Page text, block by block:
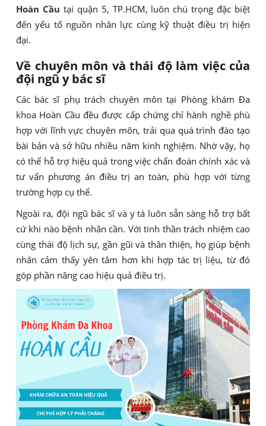
Hoàn Cầu tại quận 5, TP.HCM, luôn chú trọng đặc biệt
đến yếu tố nguồn nhân lực cùng kỹ thuật điều trị hiện
đại.
Về chuyên môn và thái độ làm việc của
đội ngũ y bác sĩ
Các bác sĩ phụ trách chuyên môn tại Phòng khám Đa
khoa Hoàn Cầu đều được cấp chứng chỉ hành nghề phù
hợp với lĩnh vực chuyên môn, trải qua quá trình đào tạo
bài bản và sở hữu nhiều năm kinh nghiệm. Nhờ vậy, họ
có thể hỗ trợ hiệu quả trong việc chẩn đoán chính xác và
tư vấn phương án điều trị an toàn, phù hợp với từng
trường hợp cụ thể.
Ngoài ra, đội ngũ bác sĩ và y tá luôn sẵn sàng hỗ trợ bất
cứ khi nào bệnh nhân cần. Với tinh thần trách nhiệm cao
cùng thái độ lịch sự, gần gũi và thân thiện, họ giúp bệnh
nhân cảm thấy yên tâm hơn khi hợp tác trị liệu, từ đó
góp phần nâng cao hiệu quả điều trị.